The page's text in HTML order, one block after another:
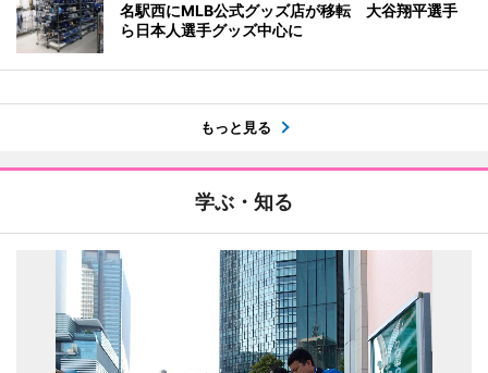
名駅西にMLB公式グッズ店が移転 大谷翔平選手
ら日本人選手グッズ中心に
もっと見る
学ぶ・知る